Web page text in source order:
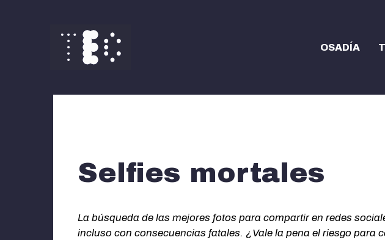
OSADÍA
Selfies mortales
La búsqueda de las mejores fotos para compartir en redes
incluso con consecuencias fatales. ¿Vale la pena el riesgo para